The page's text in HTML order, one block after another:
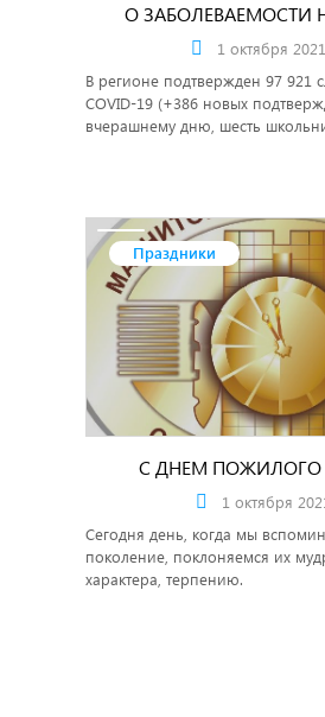
О ЗАБОЛЕВАЕМОСТИ
1 октября
В регионе подтвержден 97 921
COVID-19 (+386 новых
вчерашнему дню, шесть
Праздники
С ДНЕМ ПОЖИЛОГО
1 октября
Сегодня день, когда мы
поколение, поклоняемся их
характера, терпению.